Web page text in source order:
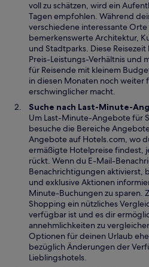
f
f
n
e
t
t
e
r
g
e
ö
f
f
t
e
n
F
e
n
s
t
e
r
e
ö
f
f
n
e
t
voll zu schätzen, wird ein
Tagen empfohlen. Während
verschiedene interessante
bemerkenswerte Architektur,
und Stadtparks. Diese
Preis-Leistungs-Verhältnis und
für Reisende mit kleinem
in diesen Monaten noch weiter
erschwinglicher macht.
Suche nach Last-Minute-
Um Last-Minute-Angebote für
besuche die Bereiche
Angebote auf Hotels.com, wo
ermäßigte Hotelpreise findest,
rückt. Wenn du E-Mail-
Benachrichtigungen aktivierst,
und exklusive Aktionen
Minute-Buchungen zu sparen.
Shopping ein nützliches
verfügbar ist und es dir
annehmlichkeiten zu
Optionen für deinen Urlaub
bezüglich Änderungen der
Lieblingshotels.